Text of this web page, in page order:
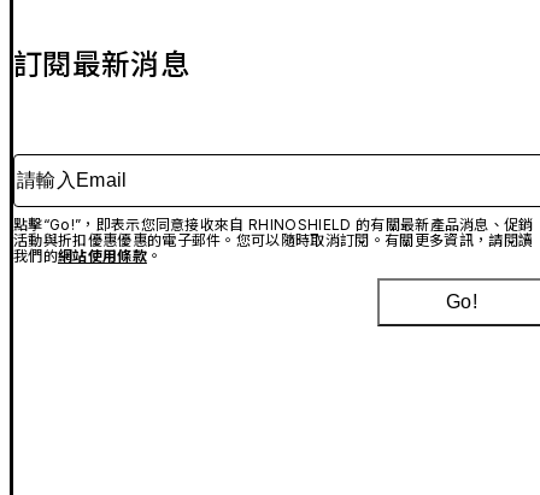
訂閱最新消息
請輸入Email
點擊“Go!”，即表示您同意接收來自 RHINOSHIELD 的有關最新產品消息、促銷
活動與折扣優惠優惠的電子郵件。您可以隨時取消訂閱。有關更多資訊，請閱讀
我們的網站使用條款。
Go!